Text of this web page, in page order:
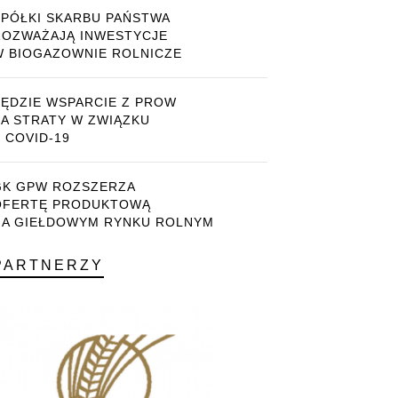
SKARBU PAŃSTWA
INWESTYCJE
BIOGAZOWNIE ROLNICZE
WSPARCIE Z PROW
STRATY W ZWIĄZKU
COVID-19
GPW ROZSZERZA
PRODUKTOWĄ
GIEŁDOWYM RYNKU ROLNYM